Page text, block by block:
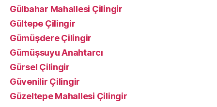
Gülbahar Mahallesi Çilingir
Gültepe Çilingir
Gümüşdere Çilingir
Gümüşsuyu Anahtarcı
Gürsel Çilingir
Güvenilir Çilingir
Güzeltepe Mahallesi Çilingir